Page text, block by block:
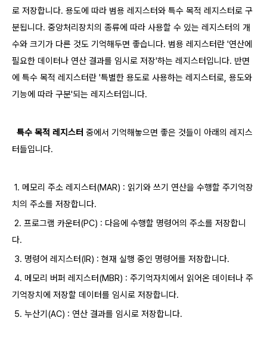
로 저장합니다. 용도에 따라 범용 레지스터와 특수 목적 레지스터로 구
분됩니다. 중앙처리장치의 종류에 따라 사용할 수 있는 레지스터의 개
수와 크기가 다른 것도 기억해두면 좋습니다. 범용 레지스터란 '연산에
필요한 데이터나 연산 결과를 임시로 저장'하는 레지스터입니다. 반면
에 특수 목적 레지스터란 '특별한 용도로 사용하는 레지스터로, 용도와
기능에 따라 구분'되는 레지스터입니다.
특수 목적 레지스터 중에서 기억해놓으면 좋은 것들이 아래의 레지스
터들입니다.
1. 메모리 주소 레지스터(MAR) : 읽기와 쓰기 연산을 수행할 주기억장
치의 주소를 저장합니다.
2. 프로그램 카운터(PC) : 다음에 수행할 명령어의 주소를 저장합니
다.
3. 명령어 레지스터(IR) : 현재 실행 중인 명령어를 저장합니다.
4. 메모리 버퍼 레지스터(MBR) : 주기억자치에서 읽어온 데이터나 주
기억장치에 저장할 데이터를 임시로 저장합니다.
5. 누산기(AC) : 연산 결과를 임시로 저장합니다.